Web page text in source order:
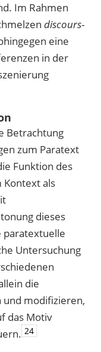
Im Rahmen
discours-
eine
in der
Betrachtung
zum Paratext
Funktion des
Kontext als
dieses
paratextuelle
Untersuchung
die
und modifizieren,
das Motiv
24